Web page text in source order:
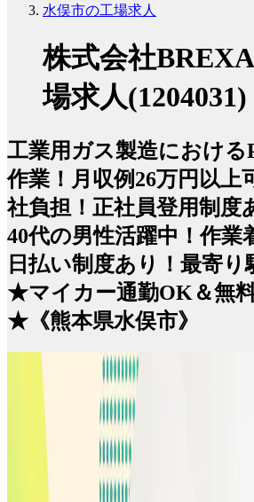
水俣市の工場求人
株式会社
場求人(1204031)
工業用ガス製造における
作業！月収例26万円以
社負担！正社員登用制度
40代の男性活躍中！作
日払い制度あり！最寄り
★マイカー通勤OK＆無
★《熊本県水俣市》